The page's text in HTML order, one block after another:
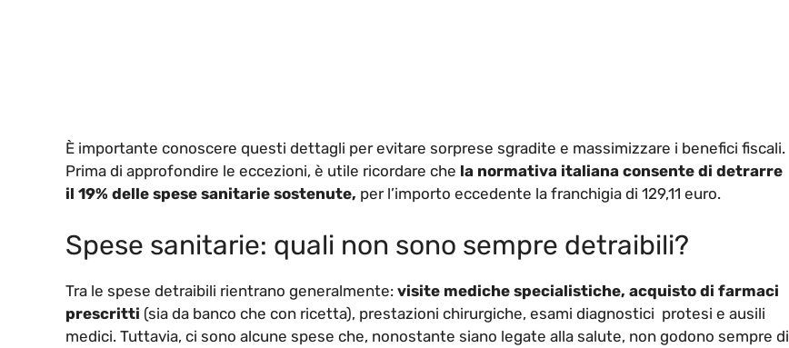
È importante conoscere questi dettagli per evitare sorprese sgradite e massimizzare i benefici fiscali.
Prima di approfondire le eccezioni, è utile ricordare che la normativa italiana consente di detrarre
il 19% delle spese sanitarie sostenute, per l’importo eccedente la franchigia di 129,11 euro.
Spese sanitarie: quali non sono sempre detraibili?
Tra le spese detraibili rientrano generalmente: visite mediche specialistiche, acquisto di farmaci
prescritti (sia da banco che con ricetta), prestazioni chirurgiche, esami diagnostici protesi e ausili
medici. Tuttavia, ci sono alcune spese che, nonostante siano legate alla salute, non godono sempre di